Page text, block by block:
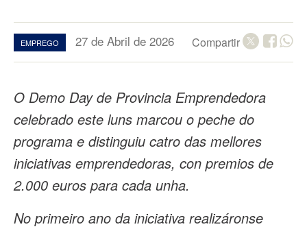
EMPREGO 27 de Abril de 2026 Compartir
O Demo Day de Provincia Emprendedora
celebrado este luns marcou o peche do
programa e distinguiu catro das mellores
iniciativas emprendedoras, con premios de
2.000 euros para cada unha.
No primeiro ano da iniciativa realizáronse